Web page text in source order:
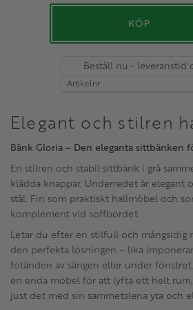
KÖP
Beställ nu - leveranstid
Artikelnr
Elegant och stilren
Bänk Gloria – Den eleganta sittbänken
En stilren och stabil sittbänk i grå
klädda knappar. Underredet är elegant
stål. Fin som praktiskt hallmöbel och
komplement vid soffbordet.
Letar du efter en stilfull och mångsidig
den perfekta lösningen – lika
fotänden av sängen eller under
en enda möbel för att lyfta ett helt
just det med sin sammetslena yta och